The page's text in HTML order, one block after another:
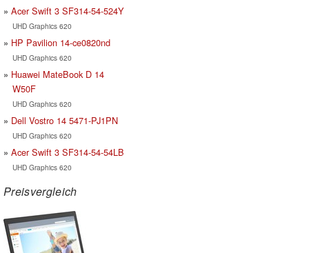
Acer Swift 3 SF314-54-524Y
UHD Graphics 620
HP Pavilion 14-ce0820nd
UHD Graphics 620
Huawei MateBook D 14
W50F
UHD Graphics 620
Dell Vostro 14 5471-PJ1PN
UHD Graphics 620
Acer Swift 3 SF314-54-54LB
UHD Graphics 620
Preisvergleich